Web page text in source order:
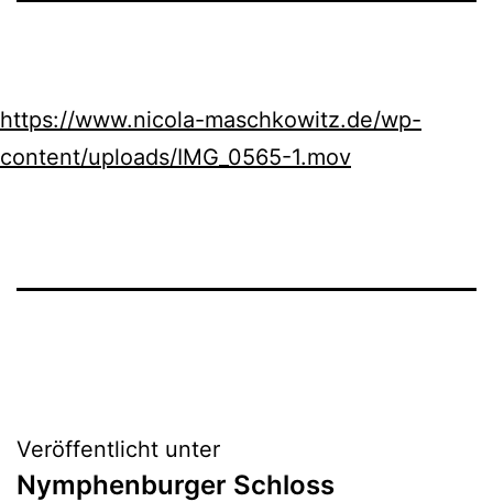
https://www.nicola-maschkowitz.de/wp-
content/uploads/IMG_0565-1.mov
Beitragsnavigation
Veröffentlicht unter
Nymphenburger Schloss